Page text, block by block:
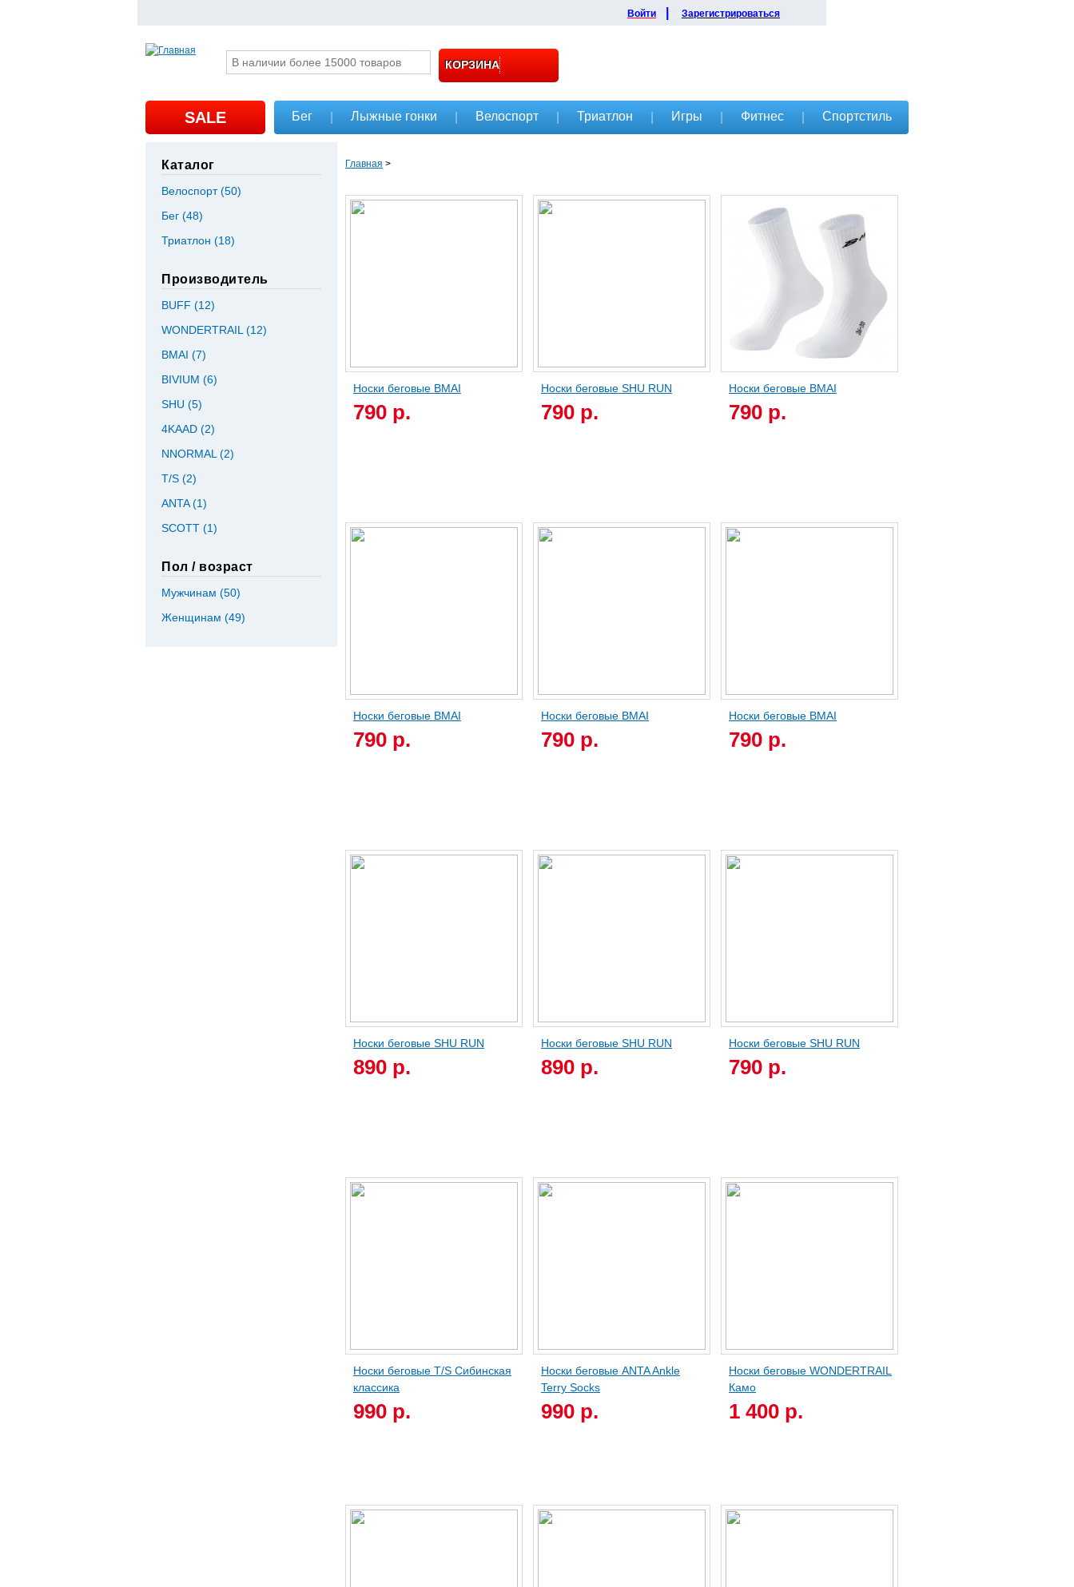
Войти Зарегистрироваться
КОРЗИНА
SALE Бег Лыжные гонки Велоспорт Триатлон Игры Фитнес Спортстиль
Каталог
Велоспорт (50)
Бег (48)
Триатлон (18)
Производитель
BUFF (12)
WONDERTRAIL (12)
BMAI (7)
BIVIUM (6)
SHU (5)
4KAAD (2)
NNORMAL (2)
T/S (2)
ANTA (1)
SCOTT (1)
Пол / возраст
Мужчинам (50)
Женщинам (49)
Главная >
Носки беговые BMAI
790 р.
Носки беговые SHU RUN
790 р.
Носки беговые BMAI
790 р.
Носки беговые BMAI
790 р.
Носки беговые BMAI
790 р.
Носки беговые BMAI
790 р.
Носки беговые SHU RUN
890 р.
Носки беговые SHU RUN
890 р.
Носки беговые SHU RUN
790 р.
Носки беговые T/S Сибинская
классика
990 р.
Носки беговые ANTA Ankle
Terry Socks
990 р.
Носки беговые WONDERTRAIL
Камо
1 400 р.